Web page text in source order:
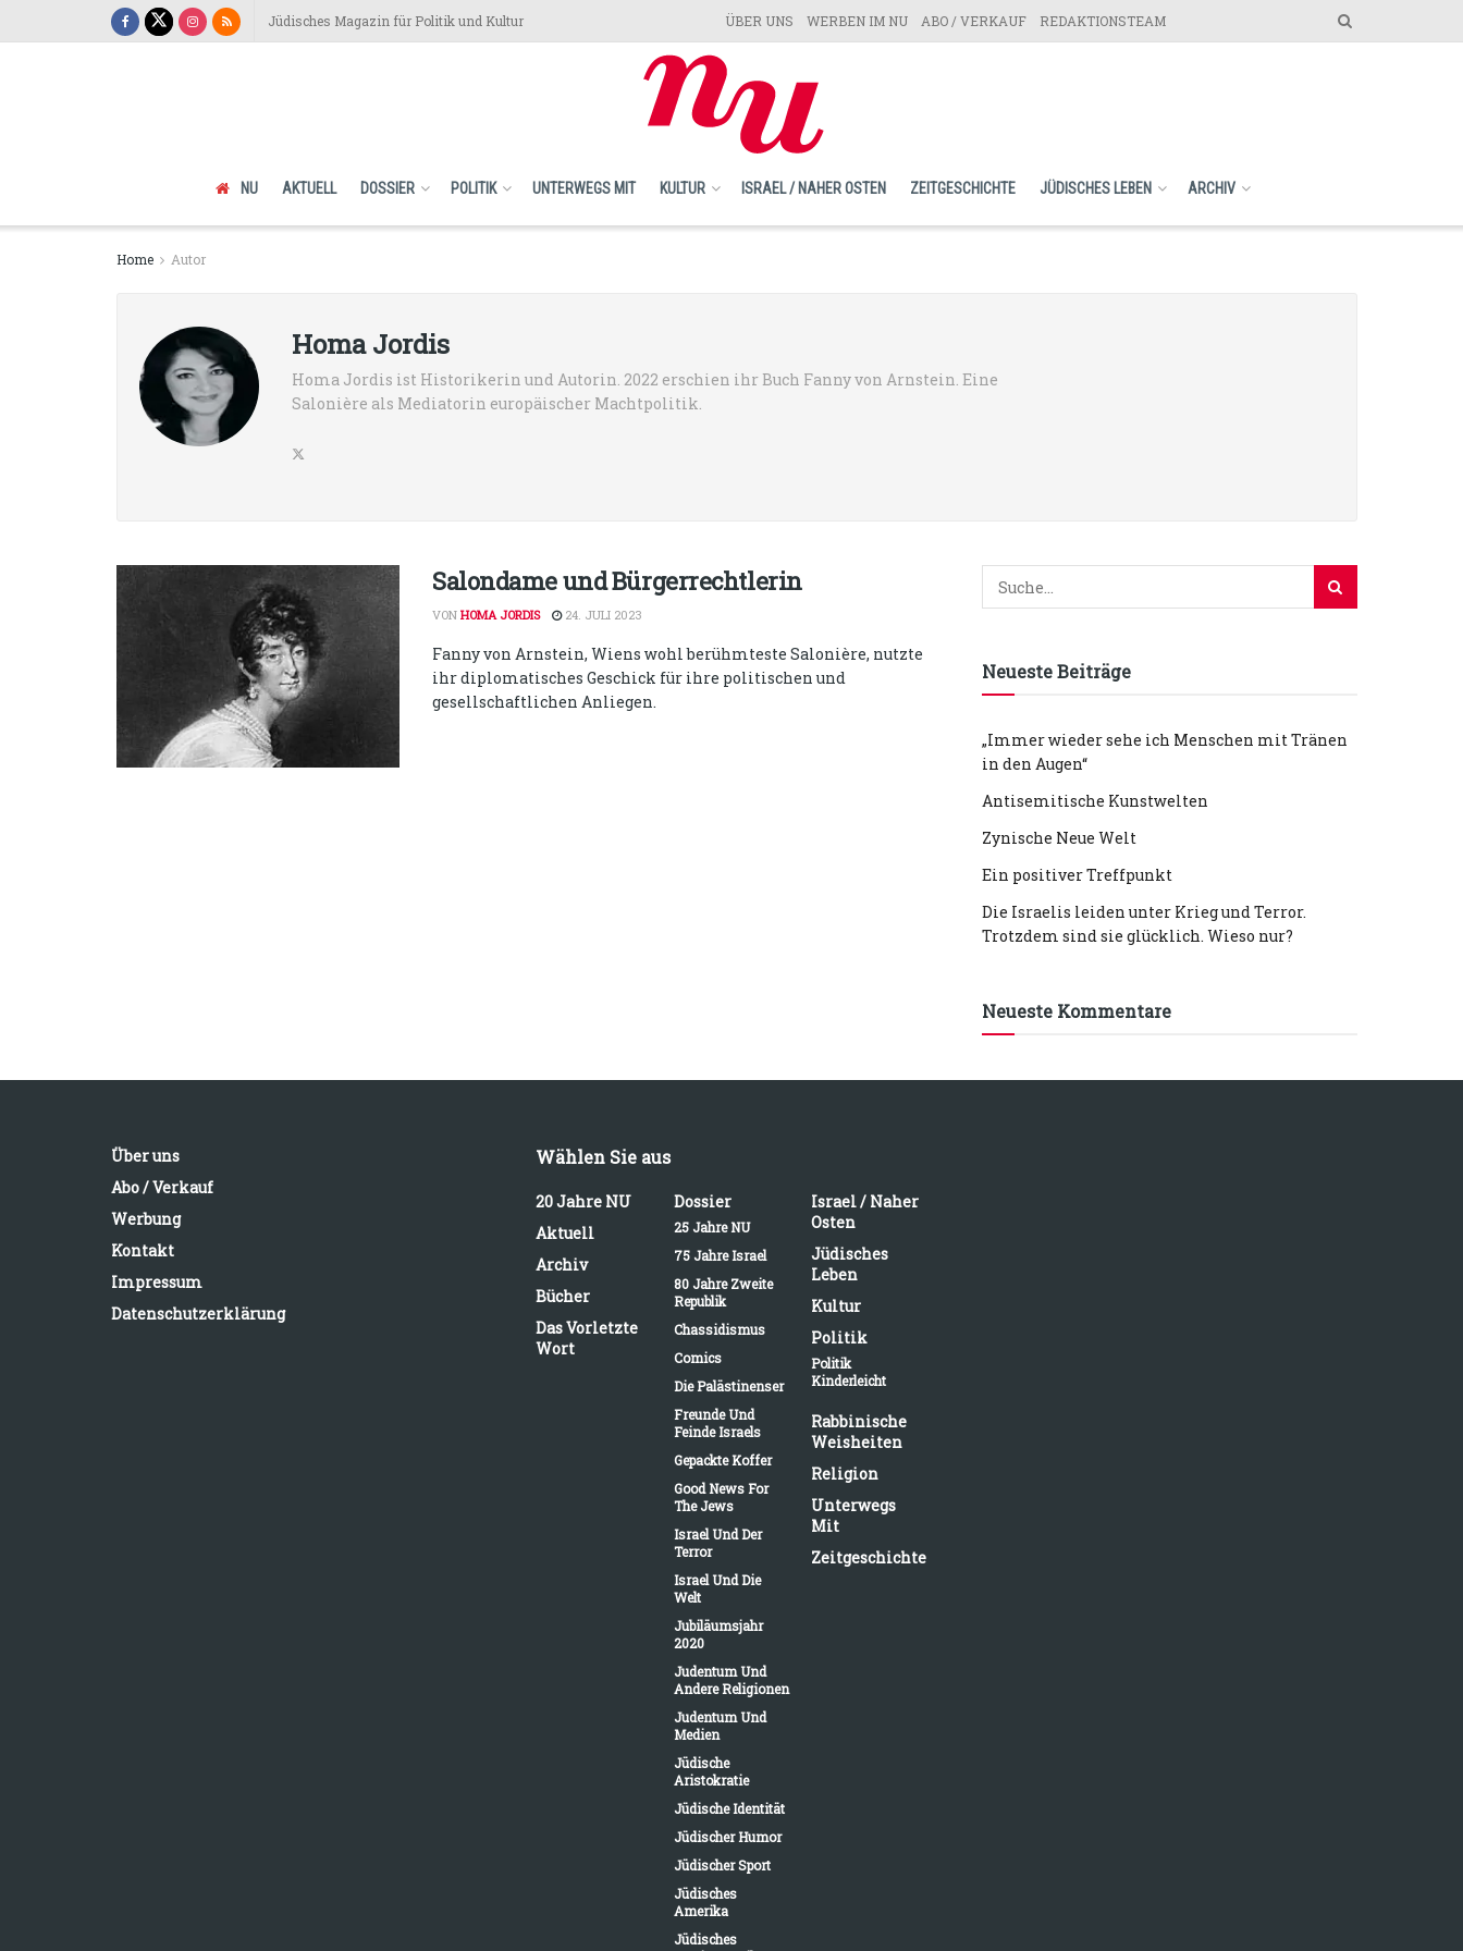
Jüdisches Magazin für Politik und Kultur ÜBER UNS WERBEN IM NU ABO / VERKAUF REDAKTIONSTEAM
NU AKTUELL DOSSIER POLITIK UNTERWEGS MIT KULTUR ISRAEL / NAHER OSTEN ZEITGESCHICHTE JÜDISCHES LEBEN ARCHIV
Home Autor
Homa Jordis
Homa Jordis ist Historikerin und Autorin. 2022 erschien ihr Buch Fanny von Arnstein. Eine
Salonière als Mediatorin europäischer Machtpolitik.
Salondame und Bürgerrechtlerin
VON HOMA JORDIS 24. JULI 2023
Fanny von Arnstein, Wiens wohl berühmteste Salonière, nutzte
ihr diplomatisches Geschick für ihre politischen und
gesellschaftlichen Anliegen.
Neueste Beiträge
„Immer wieder sehe ich Menschen mit Tränen
in den Augen“
Antisemitische Kunstwelten
Zynische Neue Welt
Ein positiver Treffpunkt
Die Israelis leiden unter Krieg und Terror.
Trotzdem sind sie glücklich. Wieso nur?
Neueste Kommentare
Über uns
Abo / Verkauf
Werbung
Kontakt
Impressum
Datenschutzerklärung
Wählen Sie aus
20 Jahre NU
Aktuell
Archiv
Bücher
Das Vorletzte
Wort
Dossier
25 Jahre NU
75 Jahre Israel
80 Jahre Zweite
Republik
Chassidismus
Comics
Die Palästinenser
Freunde Und
Feinde Israels
Gepackte Koffer
Good News For
The Jews
Israel Und Der
Terror
Israel Und Die
Welt
Jubiläumsjahr
2020
Judentum Und
Andere Religionen
Judentum Und
Medien
Jüdische
Aristokratie
Jüdische Identität
Jüdischer Humor
Jüdischer Sport
Jüdisches
Amerika
Jüdisches
Israel / Naher
Osten
Jüdisches
Leben
Kultur
Politik
Politik
Kinderleicht
Rabbinische
Weisheiten
Religion
Unterwegs
Mit
Zeitgeschichte